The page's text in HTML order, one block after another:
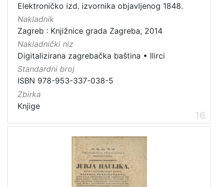
Elektroničko izd. izvornika objavljenog 1848.
Nakladnik
Zagreb : Knjižnice grada Zagreba, 2014
Nakladnički niz
Digitalizirana zagrebačka baština • Ilirci
Standardni broj
ISBN 978-953-337-038-5
Zbirka
Knjige
16